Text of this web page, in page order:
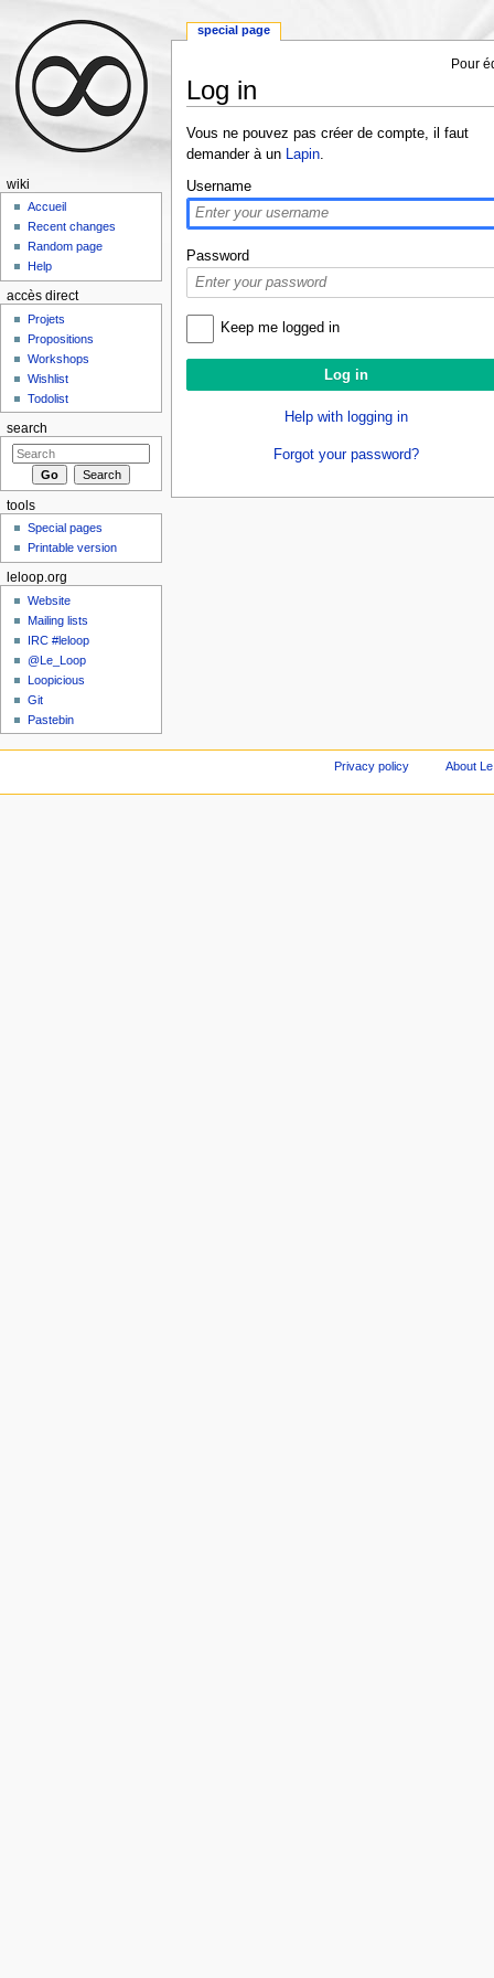
Pour
Log in
Vous ne pouvez pas créer de compte, il faut
demander à un Lapin.
Username
Password
Keep me logged in
Help with logging in
Forgot your password?
special page
wiki
Accueil
Recent changes
Random page
Help
accès direct
Projets
Propositions
Workshops
Wishlist
Todolist
search
tools
Special pages
Printable version
leloop.org
Website
Mailing lists
IRC #leloop
@Le_Loop
Loopicious
Git
Pastebin
Privacy policy About